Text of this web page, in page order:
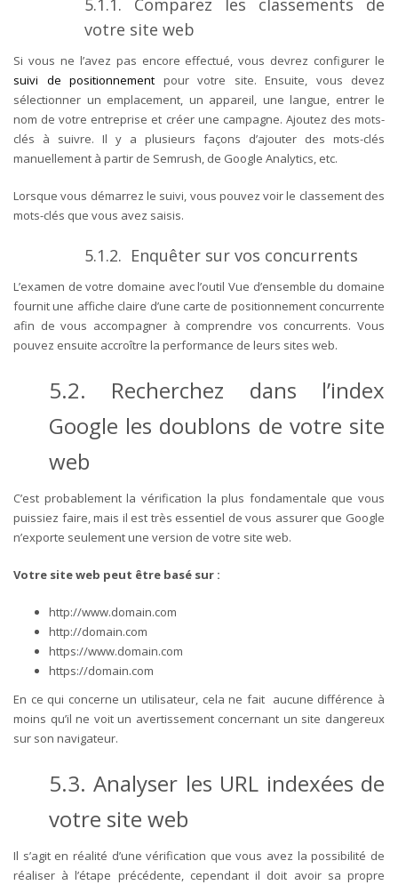
votre site web
Si vous ne l’avez pas encore effectué, vous devrez configurer le
suivi de positionnement pour votre site. Ensuite, vous devez
sélectionner un emplacement, un appareil, une langue, entrer le
nom de votre entreprise et créer une campagne. Ajoutez des mots-
clés à suivre. Il y a plusieurs façons d’ajouter des mots-clés
manuellement à partir de Semrush, de Google Analytics, etc.
Lorsque vous démarrez le suivi, vous pouvez voir le classement des
mots-clés que vous avez saisis.
5.1.2. Enquêter sur vos concurrents
L’examen de votre domaine avec l’outil Vue d’ensemble du domaine
fournit une affiche claire d’une carte de positionnement concurrente
afin de vous accompagner à comprendre vos concurrents. Vous
pouvez ensuite accroître la performance de leurs sites web.
5.2. Recherchez dans l’index
Google les doublons de votre site
web
C’est probablement la vérification la plus fondamentale que vous
puissiez faire, mais il est très essentiel de vous assurer que Google
n’exporte seulement une version de votre site web.
Votre site web peut être basé sur :
http://www.domain.com
http://domain.com
https://www.domain.com
https://domain.com
En ce qui concerne un utilisateur, cela ne fait aucune différence à
moins qu’il ne voit un avertissement concernant un site dangereux
sur son navigateur.
5.3. Analyser les URL indexées de
votre site web
Il s’agit en réalité d’une vérification que vous avez la possibilité de
réaliser à l’étape précédente, cependant il doit avoir sa propre